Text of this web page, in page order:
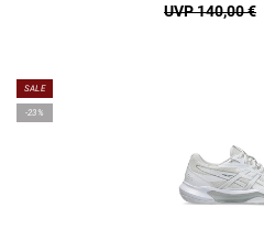
UVP 140,00 €
SALE
-23%